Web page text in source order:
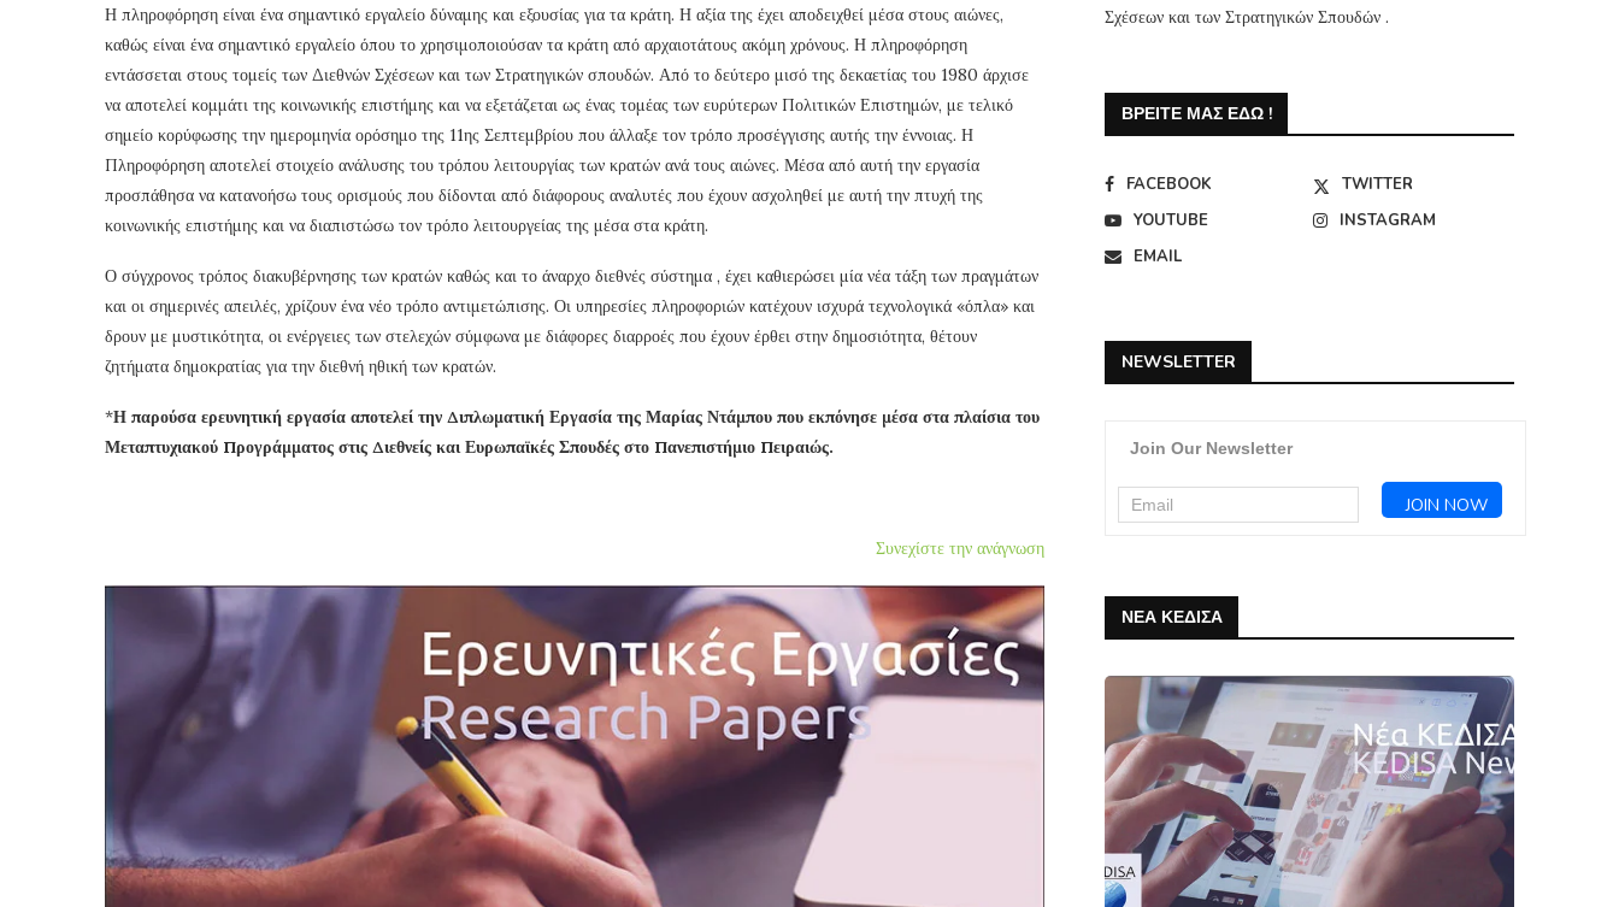
Η πληροφόρηση είναι ένα σημαντικό εργαλείο δύναμης και εξουσίας για τα κράτη. Η αξία της έχει αποδειχθεί μέσα στους αιώνες,
καθώς είναι ένα σημαντικό εργαλείο όπου το χρησιμοποιούσαν τα κράτη από αρχαιοτάτους ακόμη χρόνους. Η πληροφόρηση
εντάσσεται στους τομείς των Διεθνών Σχέσεων και των Στρατηγικών σπουδών. Από το δεύτερο μισό της δεκαετίας του 1980 άρχισε
να αποτελεί κομμάτι της κοινωνικής επιστήμης και να εξετάζεται ως ένας τομέας των ευρύτερων Πολιτικών Επιστημών, με τελικό
σημείο κορύφωσης την ημερομηνία ορόσημο της 11ης Σεπτεμβρίου που άλλαξε τον τρόπο προσέγγισης αυτής την έννοιας. Η
Πληροφόρηση αποτελεί στοιχείο ανάλυσης του τρόπου λειτουργίας των κρατών ανά τους αιώνες. Μέσα από αυτή την εργασία
προσπάθησα να κατανοήσω τους ορισμούς που δίδονται από διάφορους αναλυτές που έχουν ασχοληθεί με αυτή την πτυχή της
κοινωνικής επιστήμης και να διαπιστώσω τον τρόπο λειτουργείας της μέσα στα κράτη.
Ο σύγχρονος τρόπος διακυβέρνησης των κρατών καθώς και το άναρχο διεθνές σύστημα , έχει καθιερώσει μία νέα τάξη των πραγμάτων
και οι σημερινές απειλές, χρίζουν ένα νέο τρόπο αντιμετώπισης. Οι υπηρεσίες πληροφοριών κατέχουν ισχυρά τεχνολογικά «όπλα» και
δρουν με μυστικότητα, οι ενέργειες των στελεχών σύμφωνα με διάφορες διαρροές που έχουν έρθει στην δημοσιότητα, θέτουν
ζητήματα δημοκρατίας για την διεθνή ηθική των κρατών.
*Η παρούσα ερευνητική εργασία αποτελεί την Διπλωματική Εργασία της Μαρίας Ντάμπου που εκπόνησε μέσα στα πλαίσια του
Μεταπτυχιακού Προγράμματος στις Διεθνείς και Ευρωπαϊκές Σπουδές στο Πανεπιστήμιο Πειραιώς.
Συνεχίστε την ανάγνωση
Σχέσεων και των Στρατηγικών Σπουδών .
ΒΡΕΊΤΕ ΜΑΣ ΕΔΏ !
FACEBOOK
TWITTER
YOUTUBE
INSTAGRAM
EMAIL
NEWSLETTER
Join Our Newsletter
ΝΕΑ ΚΕΔΙΣΑ